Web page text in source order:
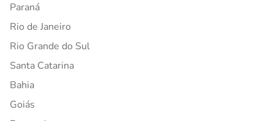
Paraná
Rio de Janeiro
Rio Grande do Sul
Santa Catarina
Bahia
Goiás